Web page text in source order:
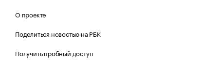
О проекте
Поделиться новостью на РБК
Получить пробный доступ